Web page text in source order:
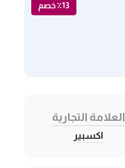
٪13 خصم
العلامة التجارية
اكسبير